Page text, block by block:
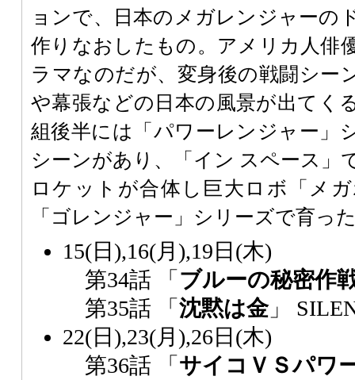
ョンで、日本のメガレンジャーの
作りなおしたもの。アメリカ人俳
ラマなのだが、変身後の戦闘シー
や幕張などの日本の風景が出てく
組後半には「パワーレンジャー」
シーンがあり、「イン スペース」
ロケットが合体し巨大ロボ「メ
「ゴレンジャー」シリーズで育っ
15(日),16(月),19日(木)
第34話 「 ブルーの秘密作
第35話 「 沈黙は金」
22(日),23(月),26日(木)
第36話 「 サイコＶＳパワ